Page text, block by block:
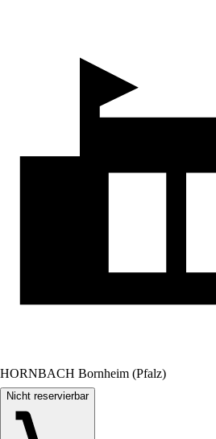
HORNBACH Bornheim (Pfalz)
Nicht reservierbar